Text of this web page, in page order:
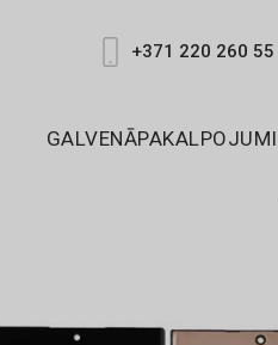
+371 220 260 55
GALVENĀPAKALPOJUMI